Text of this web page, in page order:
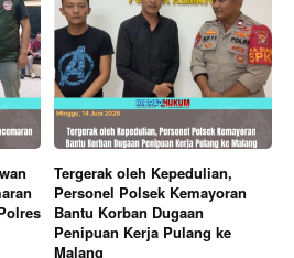
Tergerak oleh Kepedulian,
Personel Polsek Kemayoran
Bantu Korban Dugaan
Penipuan Kerja Pulang ke
Malang